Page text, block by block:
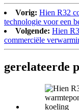
Vorig: Hien R32
technologie voor een
Volgende: Hien
commerciële
gerelateerde